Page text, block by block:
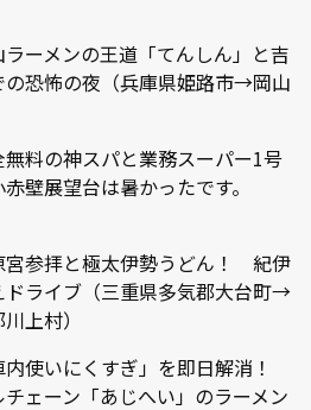
ーメンの王道「てんしん」と吉
の恐怖の夜（兵庫県姫路市→岡山
料の神スパと業務スーパー1号
壁展望台は暑かったです。
参拝と極太伊勢うどん！ 紀伊
ドライブ（三重県多気郡大台町→
上村）
使いにくすぎ」を即日解消！
ェーン「あじへい」のラーメン